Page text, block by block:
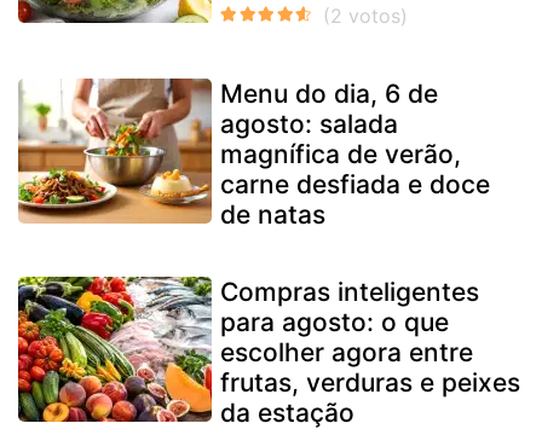
Menu do dia, 6 de
agosto: salada
magnífica de verão,
carne desfiada e doce
de natas
Compras inteligentes
para agosto: o que
escolher agora entre
frutas, verduras e peixes
da estação